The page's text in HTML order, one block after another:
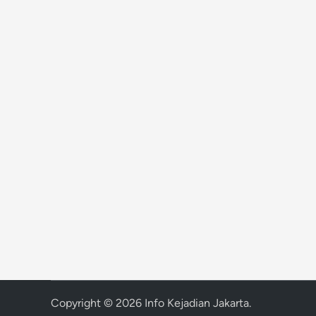
Copyright © 2026 Info Kejadian Jakarta.